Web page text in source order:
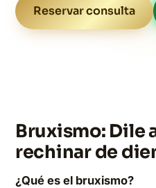
Reservar consulta
Bruxismo: Dile
rechinar de
¿Qué es el bruxismo?